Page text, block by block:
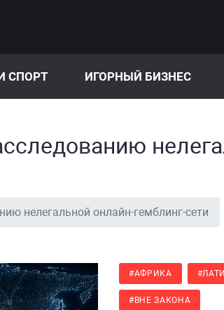
СПОРТ ИГОРНЫЙ БИЗНЕС
нелегальной онлайн-гемблинг-сети
#АФРИКА
#ВНЕ ЗАКОНА